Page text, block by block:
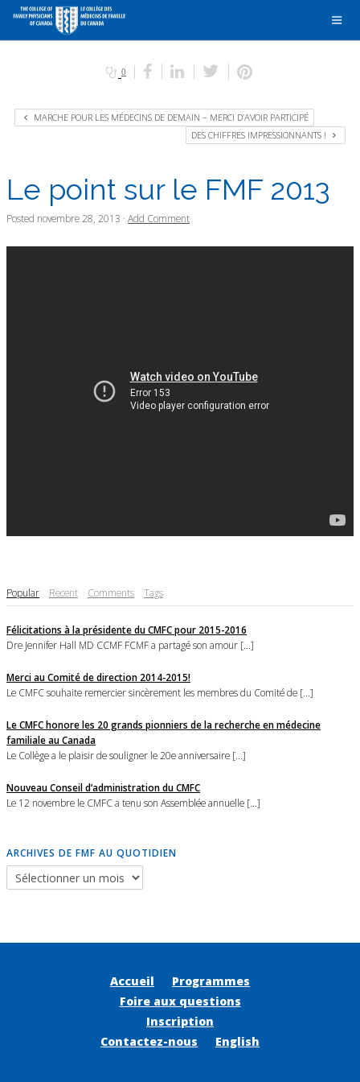
0
MARCHE POUR LES MÉDECINS DE DEMAIN – MERCI D’AVOIR PARTICIPÉ
DES CHIFFRES IMPRESSIONNANTS !
Le point sur le FMF 2013
Posted novembre 28, 2013 · Add Comment
Popular Recent Comments Tags
Félicitations à la présidente du CMFC pour 2015-2016
Dre Jennifer Hall MD CCMF FCMF a partagé son amour [...]
Merci au Comité de direction 2014-2015!
Le CMFC souhaite remercier sincèrement les membres du Comité de [...]
Le CMFC honore les 20 grands pionniers de la recherche en médecine
familiale au Canada
Le Collège a le plaisir de souligner le 20e anniversaire [...]
Nouveau Conseil d’administration du CMFC
Le 12 novembre le CMFC a tenu son Assemblée annuelle [...]
ARCHIVES DE FMF AU QUOTIDIEN
Accueil
Programmes
Foire aux questions
Inscription
Contactez-nous
English